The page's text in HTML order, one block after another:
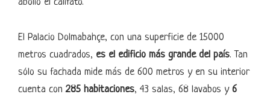
El Palacio Dolmabahçe, con una superficie de 15000
metros cuadrados, es el edificio más grande del país. Tan
sólo su fachada mide más de 600 metros y en su interior
cuenta con285 habitaciones, 43 salas, 68 lavabos y 6